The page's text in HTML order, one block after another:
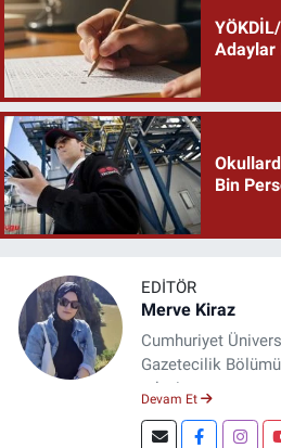
Adaylar
Bin
EDITÖR
Merve Kiraz
Cumhuriyet
Gazetecilik
televizyon ve
Şuan,
Devam Et